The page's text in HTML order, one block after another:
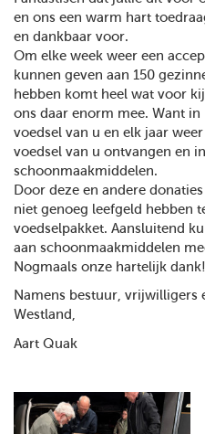
en ons een warm hart
en dankbaar voor.
Om elke week weer een
kunnen geven aan 150
hebben komt heel wat voor
ons daar enorm mee. Want
voedsel van u en elk jaar
voedsel van u ontvangen en
schoonmaakmiddelen.
Door deze en andere
niet genoeg leefgeld hebben
voedselpakket. Aansluitend
aan schoonmaakmiddelen
Nogmaals onze hartelijk dank!
Namens bestuur, vrijwilligers
Westland,
Aart Quak